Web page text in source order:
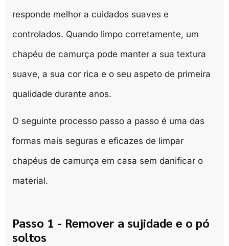
responde melhor a cuidados suaves e
controlados. Quando limpo corretamente, um
chapéu de camurça pode manter a sua textura
suave, a sua cor rica e o seu aspeto de primeira
qualidade durante anos.
O seguinte processo passo a passo é uma das
formas mais seguras e eficazes de limpar
chapéus de camurça em casa sem danificar o
material.
Passo 1 - Remover a sujidade e o pó
soltos